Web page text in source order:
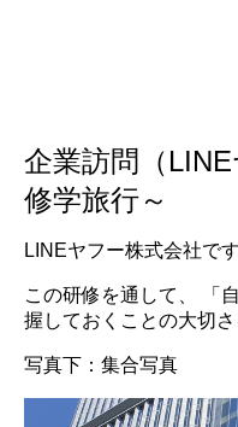
企業訪問（
修学旅行～
LINEヤフー株式会社で
この研修を通して、 「
握しておくことの大切さ
写真下：集合写真